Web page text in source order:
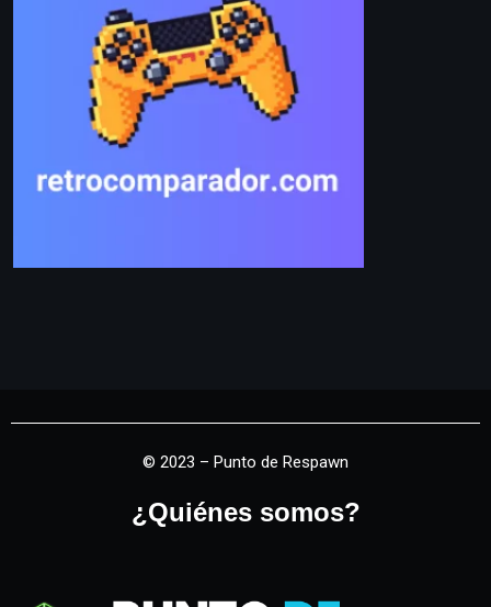
© 2023 – Punto de Respawn
¿Quiénes somos?